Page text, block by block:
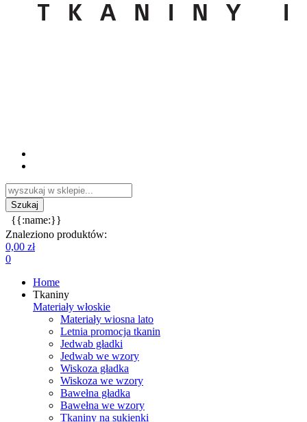
{{:name:}}
Znaleziono produktów:
0,00 zł
0
Home
Tkaniny
Materiały włoskie
Materiały wiosna lato
Letnia promocja tkanin
Jedwab gładki
Jedwab we wzory
Wiskoza gładka
Wiskoza we wzory
Bawełna gładka
Bawełna we wzory
Tkaniny na sukienki